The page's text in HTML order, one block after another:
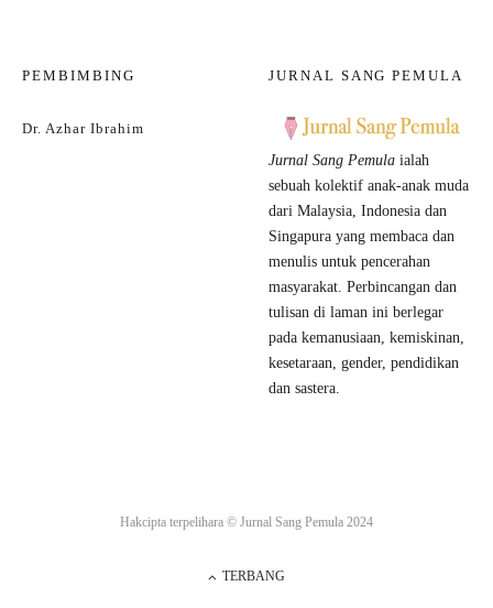
PEMBIMBING
Dr. Azhar Ibrahim
JURNAL SANG PEMULA
Jurnal Sang Pemula ialah
sebuah kolektif anak-anak muda
dari Malaysia, Indonesia dan
Singapura yang membaca dan
menulis untuk pencerahan
masyarakat. Perbincangan dan
tulisan di laman ini berlegar
pada kemanusiaan, kemiskinan,
kesetaraan, gender, pendidikan
dan sastera.
Hakcipta terpelihara © Jurnal Sang Pemula 2024
TERBANG